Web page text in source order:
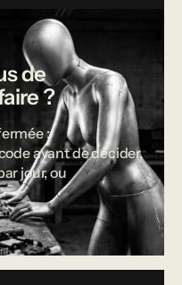
de
?
:
avant de décider,
jour, ou